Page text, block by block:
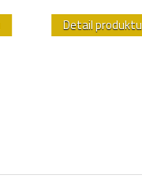
Detail produktu